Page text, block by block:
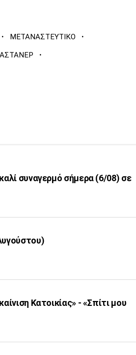
· ΜΕΤΑΝΑΣΤΕΥΤΙΚΟ ·
·
συναγερμό σήμερα (6/08) σε
Κατοικίας» - «Σπίτι μου